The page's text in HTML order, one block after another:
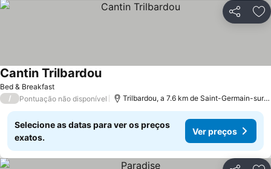
Partilhar
Bed & Breakfast
Cantin Trilbardou
/ Pontuação não disponível Trilbardou, a 7.6 km de Saint-Germain-sur-Morin
Selecione as datas para ver os preços
exatos.
Ver preços